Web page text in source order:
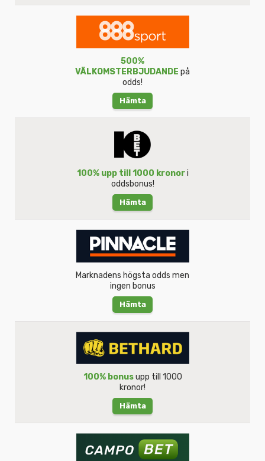
500%
VÄLKOMSTERBJUDANDE på
odds!
Hämta
100% upp till 1000 kronori
oddsbonus!
Hämta
Marknadens högsta odds men
ingen bonus
Hämta
100% bonusupp till 1000
kronor!
Hämta